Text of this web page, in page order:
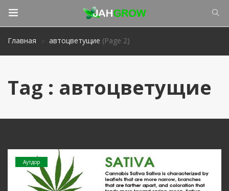
Главная автоцветущие (Page 2)
Tag : автоцветущие
Аутдор